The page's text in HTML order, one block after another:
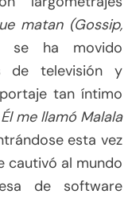
matan (Gossip,
ha movido
de televisión y
tan íntimo
Él me llamó Malala
esta vez
cautivó al mundo
de software